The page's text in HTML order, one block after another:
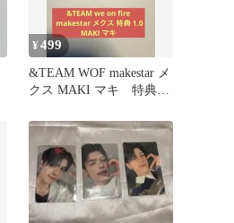
¥499
&TEAM WOF makestar メ
クス MAKI マキ 特典